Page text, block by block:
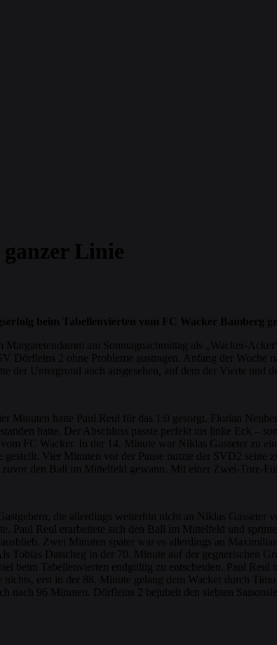
Linie
beim Tabellenvierten vom FC Wacker Bamberg
am Sonntagnachmittag als „Wacker-
Dörfleins 2 ohne Probleme austragen. Anfang der Woche
der Untergrund auch ausgesehen, auf dem der Vierte und
Minuten hatte Paul Reul für das 1:0 gesorgt. Florian
hatte. Der Abschluss passte perfekt ins linke Eck –
FC Wacker. In der 14. Minute war Niklas Gasseter zu
Vier Minuten vor der Pause nutzte der SVD2 seine
den Ball im Mittelfeld gewann. Mit einer Zwei-Tore-
die allerdings weiterhin nicht an Niklas Gasseter
Paul Reul erarbeitete sich den Ball im Mittelfeld und
Zwei Minuten später war es allerdings an
Tobias Datscheg in der 70. Minute auf der gegnerischen
beim Tabellenvierten endgültig zu entscheiden. Paul
erst in der 88. Minute gelang dem Wacker durch
96 Minuten. Dörfleins 2 bejubelt den siebten